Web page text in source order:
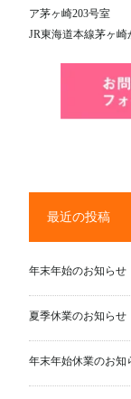
ア茅ヶ崎203号室
JR東海道本線茅ヶ
最近の投稿
年末年始のお知らせ
夏季休業のお知らせ
年末年始休業のお知